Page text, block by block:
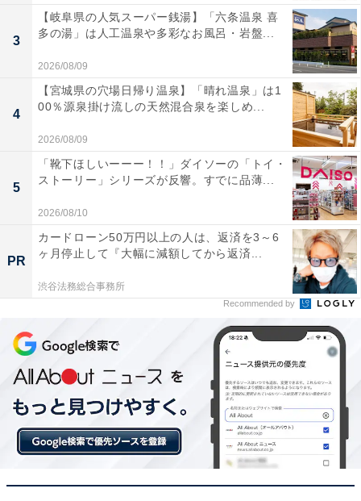
3
【岐阜県の人気スーパー銭湯】「六条温泉 喜
多の湯」は人工温泉や多彩なお風呂・岩盤...
2026/08/09
4
【宮城県の穴場日帰り温泉】「晴れ温泉」は1
00％源泉掛け流しの天然混合泉を楽しめ...
2026/08/09
5
「靴下ほしいーーー！！」ダイソーの「トイ・
ストーリー」シリーズが反響。すでに品薄...
2026/08/10
PR
カードローン50万円以上の人は、返済を3～6
ヶ月停止して『大幅に減額してから返済...
渋谷法務総合事務所
Recommended by